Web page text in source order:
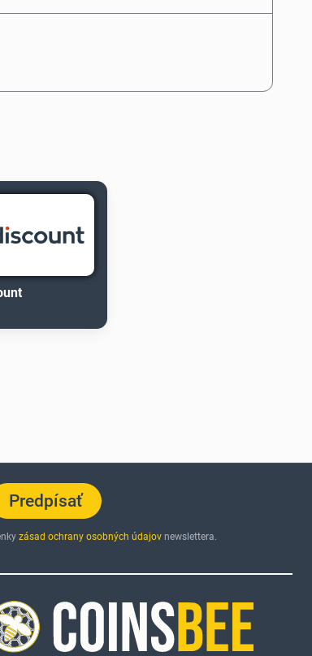
Predpísať
zásad ochrany osobných údajovnewslettera.